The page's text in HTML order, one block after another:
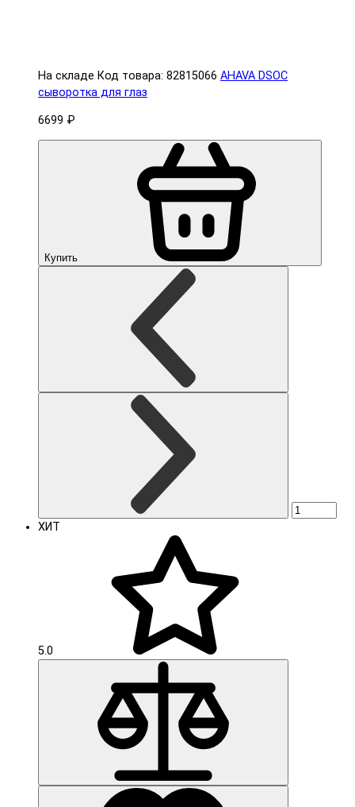
На складе Код товара: 82815066 AHAVA DSOC
сыворотка для глаз
6699 ₽
Купить
ХИТ
5.0